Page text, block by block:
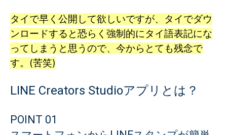
タイで早く公開して欲しいですが、タイでダウ
ンロードすると恐らく強制的にタイ語表記にな
ってしまうと思うので、今からとても残念で
す。(苦笑)
LINE Creators Studioアプリとは？
POINT 01